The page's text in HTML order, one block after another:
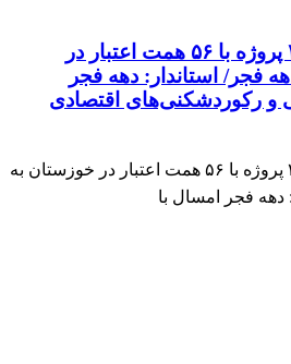
افتتاح و کلنگ‌زنی ۲۰۱۰ پروژه با ۵۶ همت اعتبار در
استاندار: دهه فجر
اقتصادی
🔴⚡افتتاح و کلنگ‌زنی ۲۰۱۰ پروژه با ۵۶ همت اعتبار در خوزستان به
امسال با